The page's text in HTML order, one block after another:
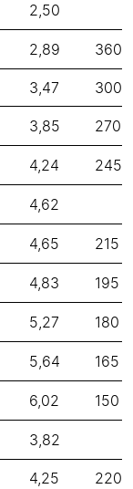
2,50
2,89 360
3,47 300
3,85 270
4,24 245
4,62
4,65 215
4,83 195
5,27 180
5,64 165
6,02 150
3,82
4,25 220